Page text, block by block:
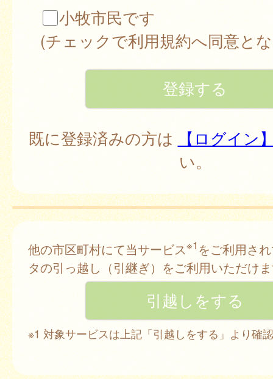
小牧市民です
(チェックで利用規約へ同意と
既に登録済みの方は
【ログイン
い。
他の市区町村にて当サービス※1 をご利用さ
タの引っ越し（引継ぎ）をご利用いただけ
※1 対象サービスは上記「引越しをする」より確